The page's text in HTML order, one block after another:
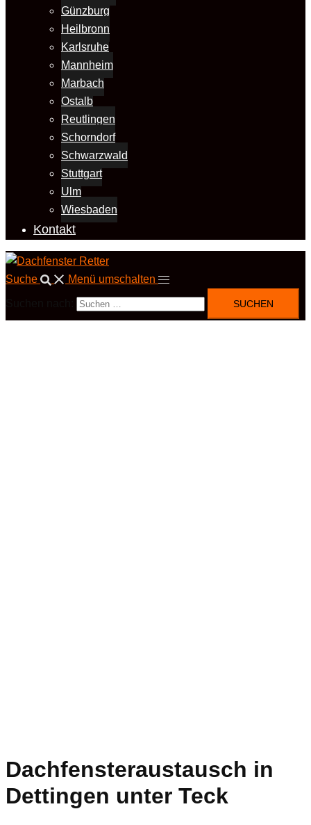
Günzburg
Heilbronn
Karlsruhe
Mannheim
Marbach
Ostalb
Reutlingen
Schorndorf
Schwarzwald
Stuttgart
Ulm
Wiesbaden
Kontakt
Suche Menü umschalten
Dachfensteraustausch in
Dettingen unter Teck